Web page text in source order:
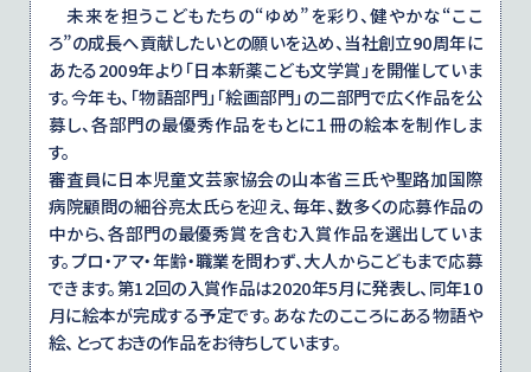
未来を担うこどもたちの“ゆめ”を彩り、健やかな“ここ
ろ”の成長へ貢献したいとの願いを込め、当社創立90周年に
あたる2009年より「日本新薬こども文学賞」を開催していま
す。今年も、「物語部門」「絵画部門」の二部門で広く作品を公
募し、各部門の最優秀作品をもとに１冊の絵本を制作しま
す。
審査員に日本児童文芸家協会の山本省三氏や聖路加国際
病院顧問の細谷亮太氏らを迎え、毎年、数多くの応募作品の
中から、各部門の最優秀賞を含む入賞作品を選出していま
す。プロ・アマ・年齢・職業を問わず、大人からこどもまで応募
できます。第12回の入賞作品は2020年5月に発表し、同年10
月に絵本が完成する予定です。あなたのこころにある物語や
絵、とっておきの作品をお待ちしています。